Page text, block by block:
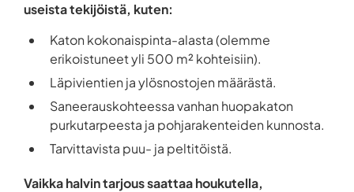
useista tekijöistä, kuten:
Katon kokonaispinta-alasta (olemme
erikoistuneet yli 500 m² kohteisiin).
Läpivientien ja ylösnostojen määrästä.
Saneerauskohteessa vanhan huopakaton
purkutarpeesta ja pohjarakenteiden kunnosta.
Tarvittavista puu- ja peltitöistä.
Vaikka halvin tarjous saattaa houkutella,